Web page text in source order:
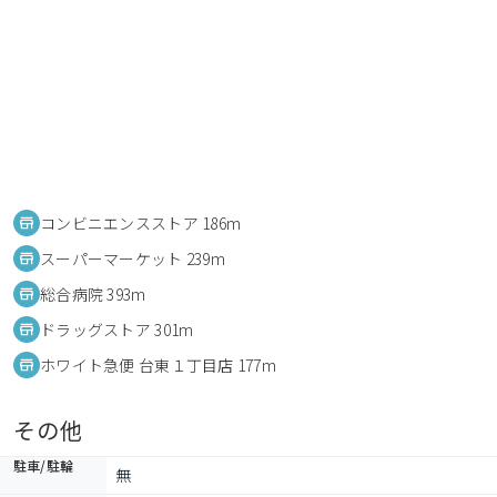
コンビニエンスストア 186m
スーパーマーケット 239m
総合病院 393m
ドラッグストア 301m
ホワイト急便 台東１丁目店 177m
その他
駐車/駐輪 無